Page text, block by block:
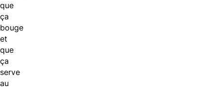
que
ça
bouge
et
que
ça
serve
au